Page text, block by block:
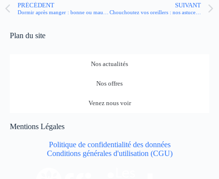
PRÉCÉDENT SUIVANT
Chouchoutez vos oreillers : nos astuces pour bien les laver !
Plan du site
Nos actualités
Nos offres
Venez nous voir
Mentions Légales
Politique de confidentialité des données
Conditions générales d'utilisation (CGU)